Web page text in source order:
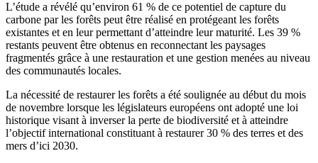
L’étude a révélé qu’environ 61 % de ce potentiel de capture du
carbone par les forêts peut être réalisé en protégeant les forêts
existantes et en leur permettant d’atteindre leur maturité. Les 39 %
restants peuvent être obtenus en reconnectant les paysages
fragmentés grâce à une restauration et une gestion menées au niveau
des communautés locales.
La nécessité de restaurer les forêts a été soulignée au début du mois
de novembre lorsque les législateurs européens ont adopté une loi
historique visant à inverser la perte de biodiversité et à atteindre
l’objectif international constituant à restaurer 30 % des terres et des
mers d’ici 2030.